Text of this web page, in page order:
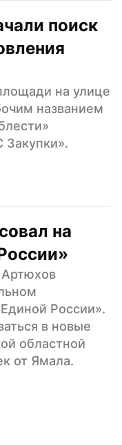
поиск
на улице
названием
Закупки».
на
России».
в новые
областной
от Ямала.